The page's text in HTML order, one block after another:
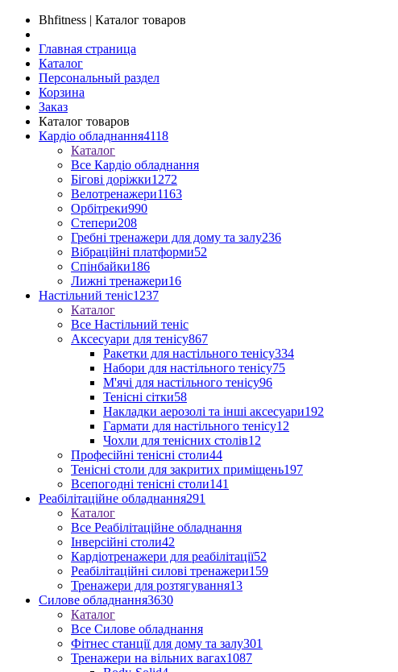
Bhfitness | Каталог товаров
Главная страница
Каталог
Персональный раздел
Корзина
Заказ
Каталог товаров
Кардіо обладнання4118
Каталог
Все Кардіо обладнання
Бігові доріжки1272
Велотренажери1163
Орбітреки990
Степери208
Гребні тренажери для дому та залу236
Вібраційні платформи52
Спінбайки186
Лижні тренажери16
Настільний теніс1237
Каталог
Все Настільний теніс
Аксесуари для тенісу867
Ракетки для настільного тенісу334
Набори для настільного тенісу75
М'ячі для настільного тенісу96
Тенісні сітки58
Накладки аерозолі та інші аксесуари192
Гармати для настільного тенісу12
Чохли для тенісних столів12
Професійні тенісні столи44
Тенісні столи для закритих приміщень197
Всепогодні тенісні столи141
Реабілітаційне обладнання291
Каталог
Все Реабілітаційне обладнання
Інверсійні столи42
Кардіотренажери для реабілітації52
Реабілітаційні силові тренажери159
Тренажери для розтягування13
Силове обладнання3630
Каталог
Все Силове обладнання
Фітнес станції для дому та залу301
Тренажери на вільних вагах1087